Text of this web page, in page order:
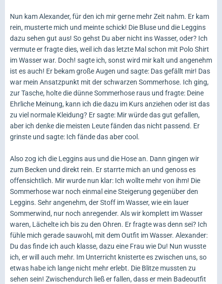
Nun kam Alexander, für den ich mir gerne mehr Zeit nahm. Er kam
rein, musterte mich und meinte schick! Die Bluse und die Leggins
dazu sehen gut aus! So gehst Du aber nicht ins Wasser, oder? Ich
vermute er fragte dies, weil ich das letzte Mal schon mit Polo Shirt
im Wasser war. Doch! sagte ich, sonst wird mir kalt und angenehm
ist es auch! Er bekam große Augen und sagte: Das gefällt mir! Das
war mein Ansatzpunkt mit der schwarzen Sommerhose. Ich ging,
zur Tasche, holte die dünne Sommerhose raus und fragte: Deine
Ehrliche Meinung, kann ich die dazu im Kurs anziehen oder ist das
zu viel normale Kleidung? Er sagte: Mir würde das gut gefallen,
aber ich denke die meisten Leute fänden das nicht passend. Er
grinste und sagte: Ich fände das aber cool.
Also zog ich die Leggins aus und die Hose an. Dann gingen wir
zum Becken und direkt rein. Er starrte mich an und genoss es
offensichtlich. Mir wurde nun klar: Ich wollte mehr von ihm! Die
Sommerhose war noch einmal eine Steigerung gegenüber den
Leggins. Sehr angenehm, der Stoff im Wasser, wie ein lauer
Sommerwind, nur noch anregender. Als wir komplett im Wasser
waren, Lächelte ich bis zu den Ohren. Er fragte was denn sei? Ich
fühle mich gerade sauwohl, mit dem Outfit im Wasser. Alexander:
Du das finde ich auch klasse, dazu eine Frau wie Du! Nun wusste
ich, er will auch mehr. Im Unterricht knisterte es zwischen uns, so
etwas habe ich lange nicht mehr erlebt. Die Blitze mussten zu
sehen sein! Zwischendurch ließ er fallen, dass er mein Badeoutfit